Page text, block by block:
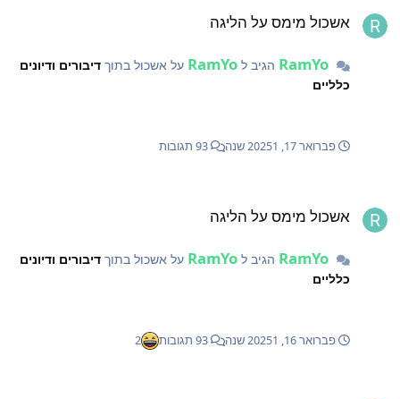
אשכול מימס על הליגה
RamYo הגיב ל RamYo על אשכול בתוך דיבורים ודיונים
כלליים
פברואר 17, 2025 1 שנה
אשכול מימס על הליגה
RamYo הגיב ל RamYo על אשכול בתוך דיבורים ודיונים
כלליים
פברואר 16, 2025 1 שנה 2